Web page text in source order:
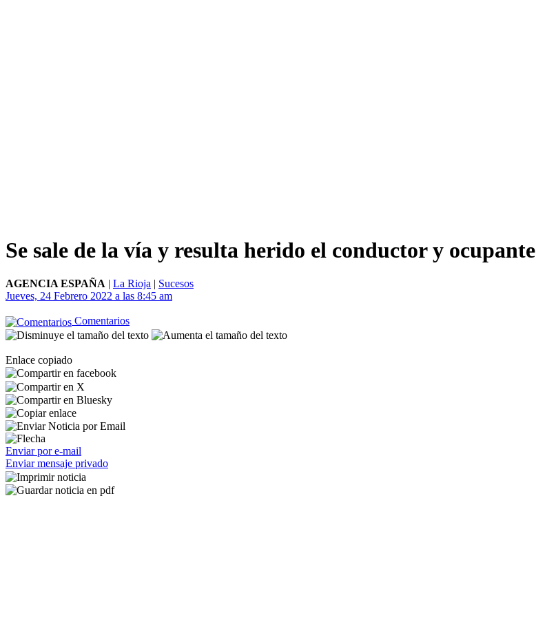
Se sale de la vía y resulta herido el conductor y ocupante
AGENCIA ESPAÑA | La Rioja | Sucesos
Jueves, 24 Febrero 2022 a las 8:45 am
Comentarios
Enlace copiado
Enviar por e-mail
Enviar mensaje privado